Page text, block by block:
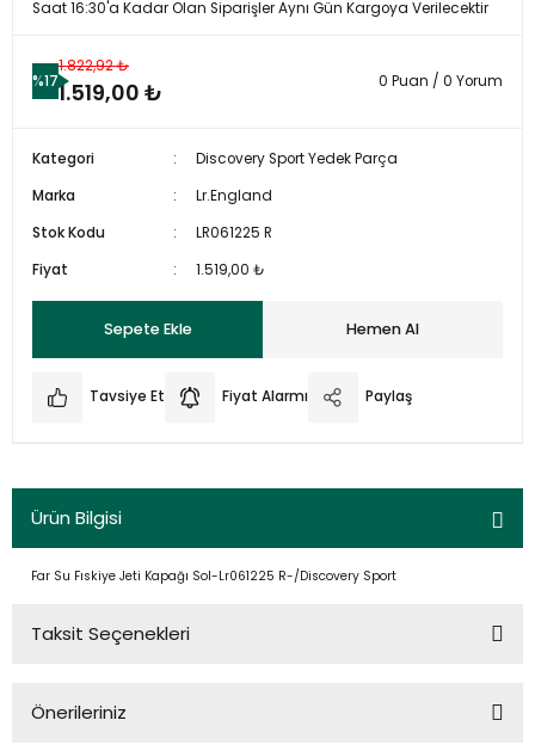
Saat 16:30'a Kadar Olan Siparişler Aynı Gün Kargoya Verilecektir
%17
1.822,92 ₺
1.519,00 ₺ 0 Puan / 0 Yorum
Kategori
Discovery Sport Yedek Parça
Marka
Lr.England
Stok Kodu
LR061225 R
Fiyat
1.519,00 ₺
Sepete Ekle Hemen Al
Tavsiye Et Fiyat Alarmı Paylaş
Ürün Bilgisi
Far Su Fıskiye Jeti Kapağı Sol-Lr061225 R-/Discovery Sport
Taksit Seçenekleri
Önerileriniz